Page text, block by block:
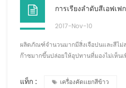
2017-Nov-10
ผลิตภัณฑ์จำนวนมากมีสิ่งเจือปนและสีไม่
ก๊าซมากขึ้นปล่อยให้อุปทานที่มองไม่เห็น
แน่ใจว่าเครื่องคัดเเยกสีสามารถรักษาแร
แท็ก : เครื่องคัดเเยกสีข้าว